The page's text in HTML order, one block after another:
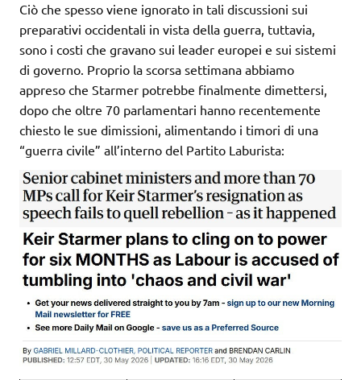
Ciò che spesso viene ignorato in tali discussioni sui
preparativi occidentali in vista della guerra, tuttavia,
sono i costi che gravano sui leader europei e sui sistemi
di governo. Proprio la scorsa settimana abbiamo
appreso che Starmer potrebbe finalmente dimettersi,
dopo che oltre 70 parlamentari hanno recentemente
chiesto le sue dimissioni, alimentando i timori di una
“guerra civile” all’interno del Partito Laburista: